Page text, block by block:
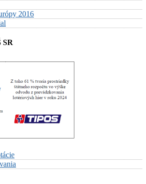
2016
SR